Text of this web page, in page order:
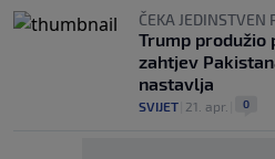
ČEKA JEDINSTVEN
Trump produžio
zahtjev
nastavlja
SVIJET 21. apr. 0